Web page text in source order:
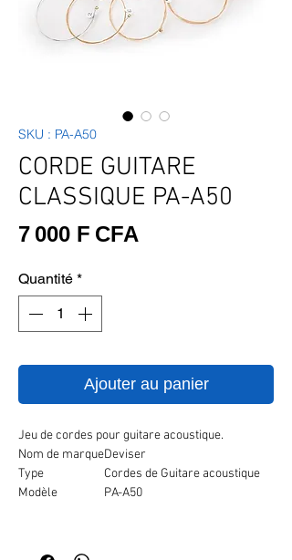
SKU : PA-A50
CORDE GUITARE
CLASSIQUE PA-A50
7 000 F CFA
Quantité *
Ajouter au panier
Jeu de cordes pour guitare acoustique.
Nom de marqueDeviser
Type
Cordes de Guitare acoustique
Modèle
PA-A50